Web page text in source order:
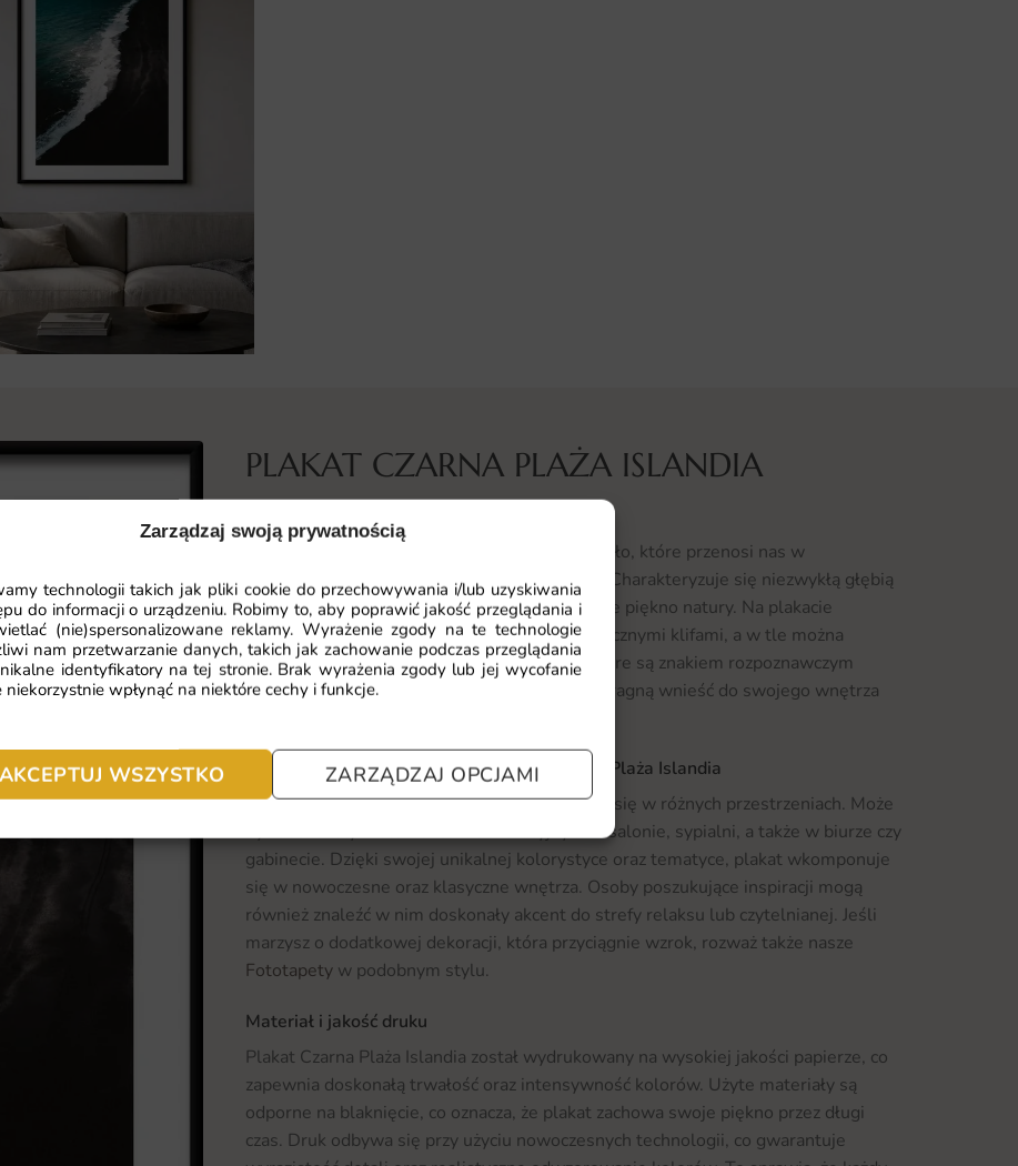
Zarządzaj swoją prywatnością
technologii takich jak pliki cookie do przechowywania i/lub uzyskiwania
do informacji o urządzeniu. Robimy to, aby poprawić jakość przeglądania i
(nie)spersonalizowane reklamy. Wyrażenie zgody na te technologie
nam przetwarzanie danych, takich jak zachowanie podczas przeglądania
identyfikatory na tej stronie. Brak wyrażenia zgody lub jej wycofanie
niekorzystnie wpłynąć na niektóre cechy i funkcje.
AKCEPTUJ WSZYSTKO ZARZĄDZAJ OPCJAMI
PLAKAT CZARNA PLAŻA ISLANDIA
Co przedstawia ta fototapeta
Plakat Czarna Plaża Islandia to wyjątkowe dzieło, które przenosi nas w
malownicze zakątki tego islandzkiego skarbu. Charakteryzuje się niezwykłą głębią
kolorów oraz kontrastami, które oddają surowe piękno natury. Na plakacie
widoczna jest czarna plaża otoczona majestatycznymi klifami, a w tle można
dostrzec dramatyczne, górzyste krajobrazy, które są znakiem rozpoznawczym
Islandii. To doskonały wybór dla tych, którzy pragną wnieść do swojego wnętrza
Gdzie sprawdzi się fototapeta Plakat Czarna Plaża Islandia
Plakat Czarna Plaża Islandia idealnie sprawdzi się w różnych przestrzeniach. Może
być doskonałym elementem dekoracyjnym w salonie, sypialni, a także w biurze czy
gabinecie. Dzięki swojej unikalnej kolorystyce oraz tematyce, plakat wkomponuje
się w nowoczesne oraz klasyczne wnętrza. Osoby poszukujące inspiracji mogą
również znaleźć w nim doskonały akcent do strefy relaksu lub czytelnianej. Jeśli
marzysz o dodatkowej dekoracji, która przyciągnie wzrok, rozważ także nasze
Fototapety w podobnym stylu.
Materiał i jakość druku
Plakat Czarna Plaża Islandia został wydrukowany na wysokiej jakości papierze, co
zapewnia doskonałą trwałość oraz intensywność kolorów. Użyte materiały są
odporne na blaknięcie, co oznacza, że plakat zachowa swoje piękno przez długi
czas. Druk odbywa się przy użyciu nowoczesnych technologii, co gwarantuje